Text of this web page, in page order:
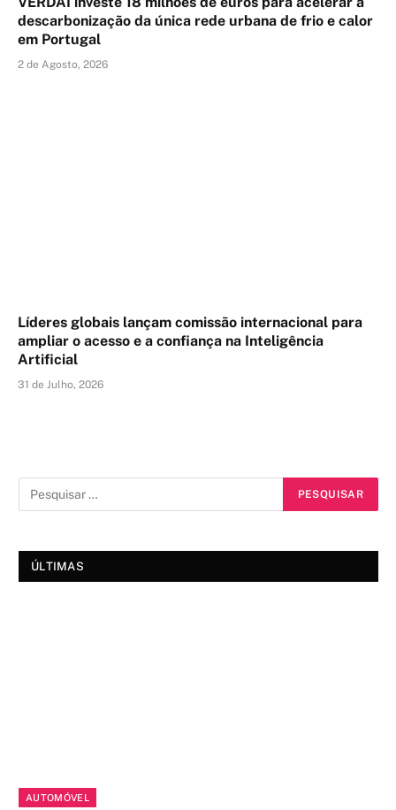
descarbonização da única rede urbana de frio e calor
em Portugal
2 de Agosto, 2026
Líderes globais lançam comissão internacional para
ampliar o acesso e a confiança na Inteligência
Artificial
31 de Julho, 2026
ÚLTIMAS
AUTOMÓVEL